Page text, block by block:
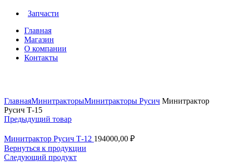
Запчасти
Главная
Магазин
О компании
Контакты
ГлавнаяМинитракторыМинитракторы Русич Минитрактор
Русич Т-15
Предыдущий товар
Минитрактор Русич Т-12 194000,00 ₽
Вернуться к продукции
Следующий продукт